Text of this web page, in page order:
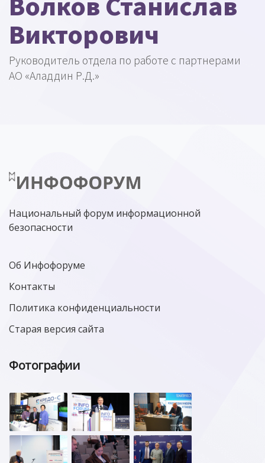
Викторович
Руководитель отдела по работе с партнерами
АО «Аладдин Р.Д.»
Национальный форум информационной
безопасности
Об Инфофоруме
Контакты
Политика конфиденциальности
Старая версия сайта
Фотографии